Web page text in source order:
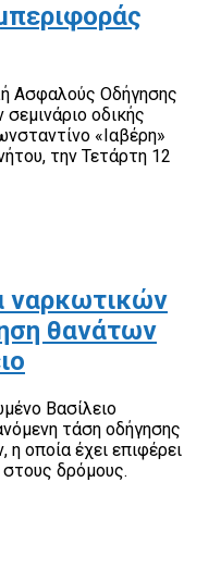
Ασφαλούς Οδήγησης
οδικής
«Ιαβέρη»
την Τετάρτη 12
ναρκωτικών
θανάτων
Βασίλειο
τάση οδήγησης
οποία έχει επιφέρει
δρόμους.